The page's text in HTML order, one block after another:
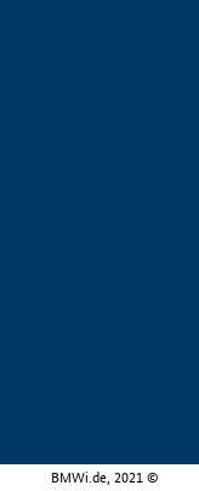
BMWi.de, 2021 ©